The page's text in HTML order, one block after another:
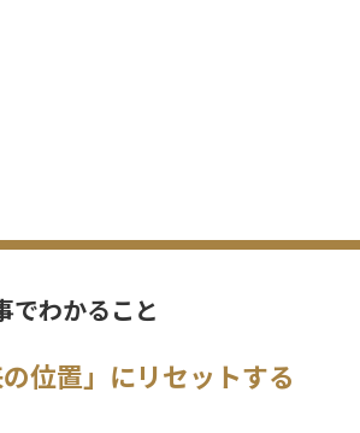
でわかること
位置」にリセットする